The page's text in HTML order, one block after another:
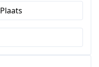
Plaats